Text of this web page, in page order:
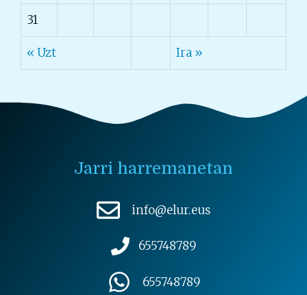
31
« Uzt Ira »
Jarri harremanetan
info@elur.eus
655748789
655748789